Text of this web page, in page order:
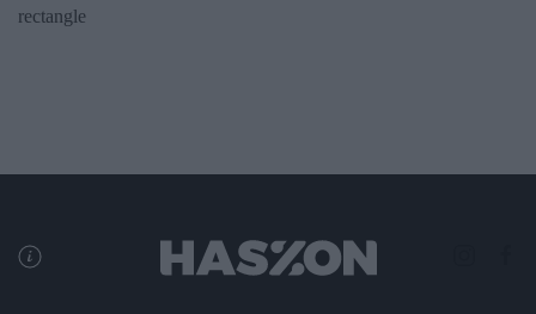
rectangle